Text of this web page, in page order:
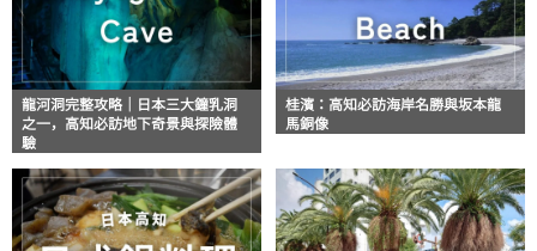
龍河洞完整攻略｜日本三大鐘乳洞
之一，高知必訪地下奇景與探險體
驗
桂濱：高知必訪海岸名勝與坂本龍
馬銅像